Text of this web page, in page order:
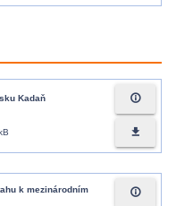
Kadaň info_outline
file_download
k mezinárodním
info_outline